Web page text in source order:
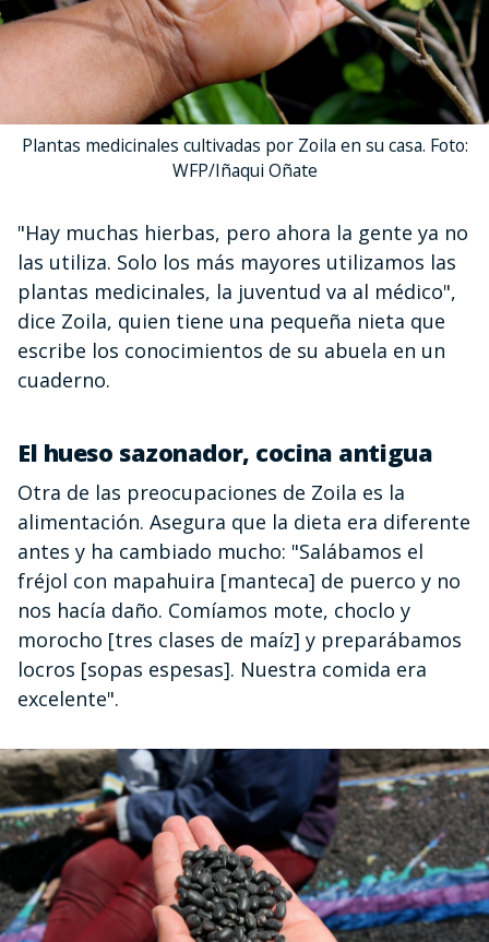
Plantas medicinales cultivadas por Zoila en su casa. Foto:
WFP/Iñaqui Oñate
"Hay muchas hierbas, pero ahora la gente ya no
las utiliza. Solo los más mayores utilizamos las
plantas medicinales, la juventud va al médico",
dice Zoila, quien tiene una pequeña nieta que
escribe los conocimientos de su abuela en un
cuaderno.
El hueso sazonador, cocina antigua
Otra de las preocupaciones de Zoila es la
alimentación. Asegura que la dieta era diferente
antes y ha cambiado mucho: "Salábamos el
fréjol con mapahuira [manteca] de puerco y no
nos hacía daño. Comíamos mote, choclo y
morocho [tres clases de maíz] y preparábamos
locros [sopas espesas]. Nuestra comida era
excelente".